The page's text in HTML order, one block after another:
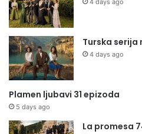
4 days ago
Turska serija
4 days ago
Plamen ljubavi 31 epizoda
5 days ago
La promesa